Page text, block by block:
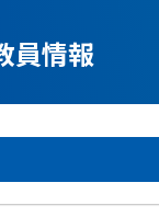
員情報